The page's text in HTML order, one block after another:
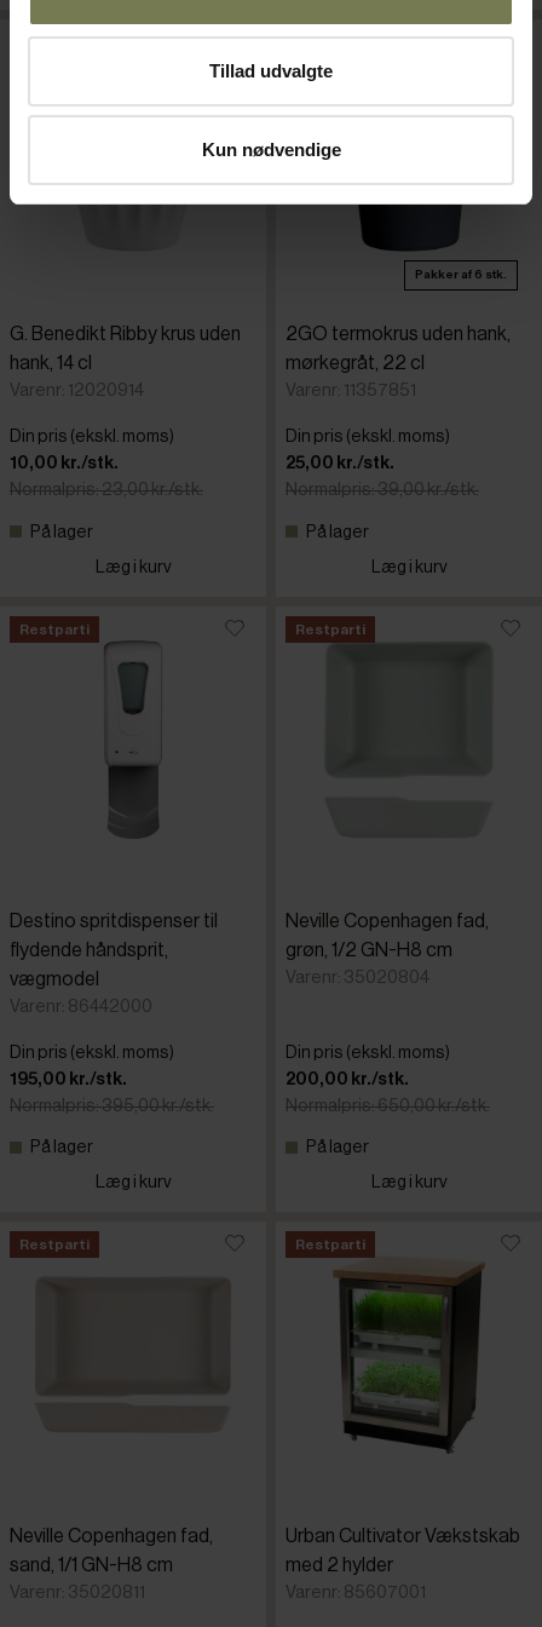
Tillad udvalgte
Kun nødvendige
Restparti
G. Benedikt Ribby krus uden
hank, 14 cl
Varenr: 12020914
Din pris (ekskl. moms)
10,00 kr./stk.
Normalpris: 23,00 kr./stk.
På lager
Læg i kurv
Restparti
Pakker af 6 stk.
2GO termokrus uden hank,
mørkegråt, 22 cl
Varenr: 11357851
Din pris (ekskl. moms)
25,00 kr./stk.
Normalpris: 39,00 kr./stk.
På lager
Læg i kurv
Restparti
Destino spritdispenser til
flydende håndsprit,
vægmodel
Varenr: 86442000
Din pris (ekskl. moms)
195,00 kr./stk.
Normalpris: 395,00 kr./stk.
På lager
Læg i kurv
Restparti
Neville Copenhagen fad,
grøn, 1/2 GN-H8 cm
Varenr: 35020804
Din pris (ekskl. moms)
200,00 kr./stk.
Normalpris: 650,00 kr./stk.
På lager
Læg i kurv
Restparti
Neville Copenhagen fad,
sand, 1/1 GN-H8 cm
Varenr: 35020811
Restparti
Urban Cultivator Vækstskab
med 2 hylder
Varenr: 85607001